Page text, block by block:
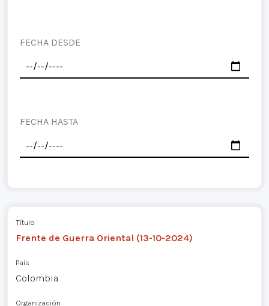
FECHA DESDE
FECHA HASTA
Título
Frente de Guerra Oriental (13-10-2024)
País
Colombia
Organización